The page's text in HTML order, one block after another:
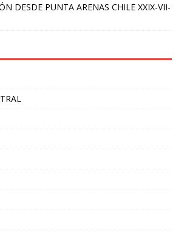
DESDE PUNTA ARENAS CHILE XXIX-VII-